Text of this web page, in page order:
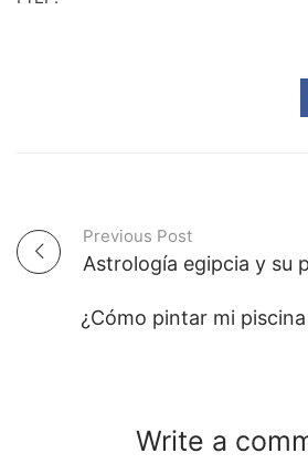
P
Previous Post
Write a